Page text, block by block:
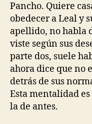
Pancho. Quiere
obedecer a Leal y
apellido, no habla
viste según sus
parte dos, suele
ahora dice que no
detrás de sus
Esta mentalidad
la de antes.